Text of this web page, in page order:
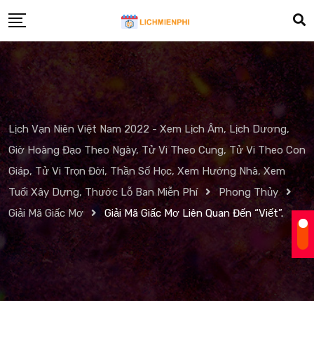
to
content
Lịch Vạn Niên Việt Nam 2022 - Xem Lịch Âm, Lịch Dương,
Giờ Hoàng Đạo Theo Ngày, Tử Vi Theo Cung, Tử Vi Theo Con
Giáp, Tử Vi Trọn Đời, Thần Số Học, Xem Hướng Nhà, Xem
Tuổi Xây Dựng, Thước Lỗ Ban Miễn Phí
Phong Thủy
Giải Mã Giấc Mơ
Giải Mã Giấc Mơ Liên Quan Đến “Viết”.